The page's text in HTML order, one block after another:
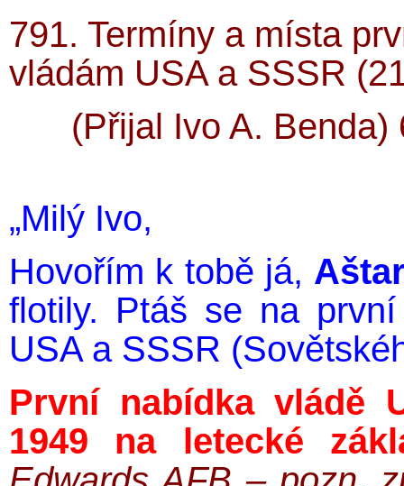
791. Termíny a místa
vládám USA a SSSR
(Přijal Ivo A.
„Milý Ivo,
Hovořím k tobě já,
flotily. Ptáš se na
USA a SSSR
První nabídka vládě
1949 na letecké